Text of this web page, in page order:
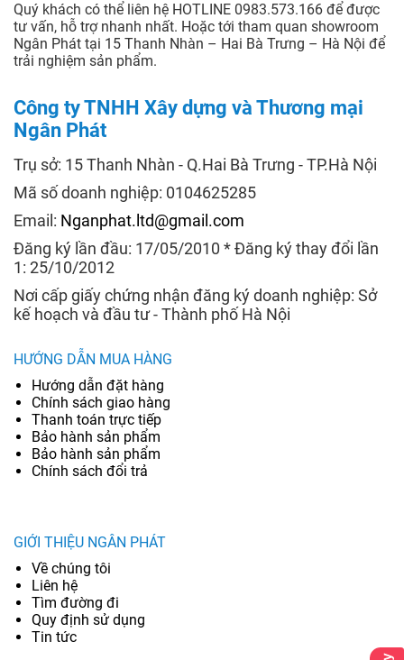
Quý khách có thể liên hệ HOTLINE 0983.573.166 để được
tư vấn, hỗ trợ nhanh nhất. Hoặc tới tham quan showroom
Ngân Phát tại 15 Thanh Nhàn – Hai Bà Trưng – Hà Nội để
trải nghiệm sản phẩm.
Công ty TNHH Xây dựng và Thương mại
Ngân Phát
Trụ sở: 15 Thanh Nhàn - Q.Hai Bà Trưng - TP.Hà Nội
Mã số doanh nghiệp: 0104625285
Email: Nganphat.ltd@gmail.com
Đăng ký lần đầu: 17/05/2010 * Đăng ký thay đổi lần
1: 25/10/2012
Nơi cấp giấy chứng nhận đăng ký doanh nghiệp: Sở
kế hoạch và đầu tư - Thành phố Hà Nội
HƯỚNG DẪN MUA HÀNG
Hướng dẫn đặt hàng
Chính sách giao hàng
Thanh toán trực tiếp
Bảo hành sản phẩm
Bảo hành sản phẩm
Chính sách đổi trả
GIỚI THIỆU NGÂN PHÁT
Về chúng tôi
Liên hệ
Tìm đường đi
Quy định sử dụng
Tin tức